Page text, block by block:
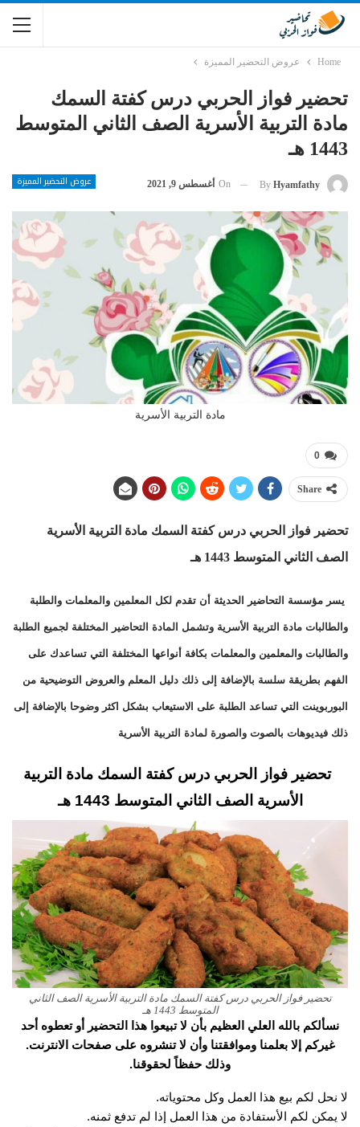
Home عروض التحضير المميزة
تحضير فواز الحربي درس كفتة السمك
مادة التربية الأسرية الصف الثاني المتوسط
1443 هـ
عروض التحضير المميزة By Hyamfathy
On أغسطس 9, 2021
مادة التربية الأسرية
0
Share
تحضير فواز الحربي درس كفتة السمك مادة التربية الأسرية
الصف الثاني المتوسط 1443 هـ
يسر مؤسسة التحاضير الحديثة أن تقدم لكل المعلمين والمعلمات والطلبة
والطالبات مادة التربية الأسرية وتشمل المادة التحاضير المختلفة لجميع الطلبة
والطالبات والمعلمين والمعلمات بكافة أنواعها المختلفة التي تساعدك على
الفهم بطريقة سلسة بالإضافة إلى ذلك دليل المعلم والعروض التوضيحية من
البوربوينت التي تساعد الطلبة على الاستيعاب بشكل اكثر وضوحا بالإضافة إلى
ذلك فيديوهات بالصوت والصورة لمادة التربية الأسرية
تحضير فواز الحربي درس كفتة السمك مادة التربية
الأسرية الصف الثاني المتوسط 1443 هـ
تحضير فواز الحربي درس كفتة السمك مادة التربية الأسرية الصف الثاني
المتوسط 1443 هـ
نسألكم بالله العلي العظيم بأن لا تبيعوا هذا التحضير أو تعطوه أحد
غيركم إلا بعلمنا وموافقتنا وأن لا تنشروه على صفحات الانترنت.
وذلك حفظاً لحقوقنا.
لا نحل لكم بيع هذا العمل وكل محتوياته.
لا يمكن لكم الأستفادة من هذا العمل إذا لم تدفع ثمنه.